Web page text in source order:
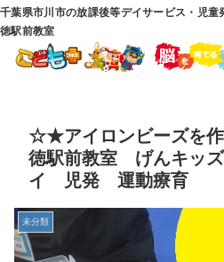
千葉県市川市の放課後等デイサービス・児
徳駅前教室
☆★アイロンビーズを
徳駅前教室 げんキッ
イ 児発 運動療育
未分類